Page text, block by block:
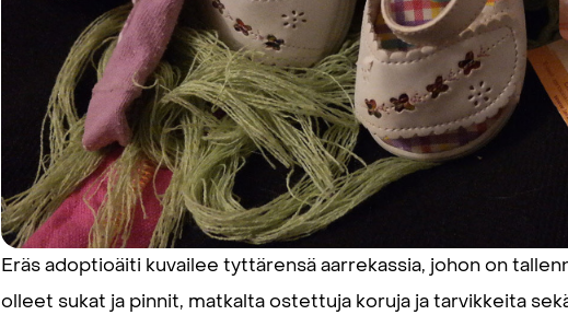
Eräs adoptioäiti kuvailee tyttärensä aarrekassia, johon on
olleet sukat ja pinnit, matkalta ostettuja koruja ja tarvikkeita